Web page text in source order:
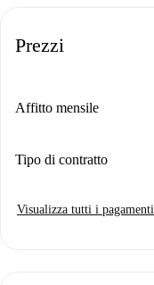
Prezzi
Affitto mensile
Tipo di contratto
Visualizza tutti i pagamenti